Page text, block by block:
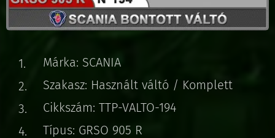
Márka: SCANIA
Szakasz: Használt váltó / Komplett
Cikkszám: TTP-VALTO-194
Típus: GRSO 905 R